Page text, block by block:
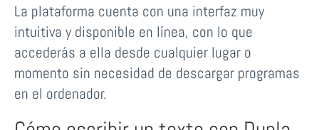
La plataforma cuenta con una interfaz muy
intuitiva y disponible en línea, con lo que
accederás a ella desde cualquier lugar o
momento sin necesidad de descargar programas
en el ordenador.